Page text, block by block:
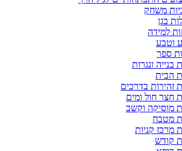
משחק
בגן
למידה
וטבע
ספר
בנייה ונגרות
הבית
זהירות בדרכים
חצר חול ומים
מוסיקה וקשב
מטבח
מרכז קניות
קודש